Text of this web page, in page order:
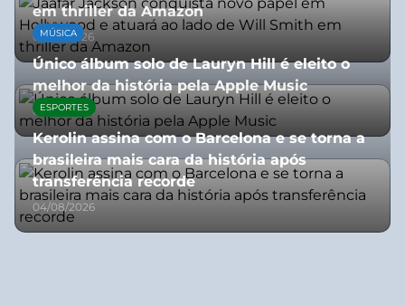
em thriller da Amazon
06/08/2026
MÚSICA
Único álbum solo de Lauryn Hill é eleito o
melhor da história pela Apple Music
06/08/2026
ESPORTES
Kerolin assina com o Barcelona e se torna a
brasileira mais cara da história após
transferência recorde
04/08/2026